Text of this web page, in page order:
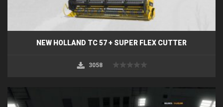
NEW HOLLAND TC 57 + SUPER FLEX CUTTER
3058